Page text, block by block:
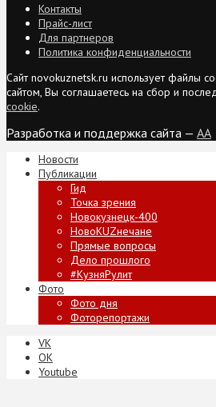
Контакты
Прайс-лист
Для партнеров
Политика конфиденциальности
Сайт novokuznetsk.ru использует файлы
сайтом, Вы соглашаетесь на сбор и
cookie.
Разработка и поддержка сайта — AA
Новости
Публикации
Гид
Точка зрения
Новокузнецк-400
НовоKUZнечане
Прямые вопросы
Дело прошлого
#КузняРулит
Фото
Фото дня
Фоторепортажи
VK
ОК
Youtube